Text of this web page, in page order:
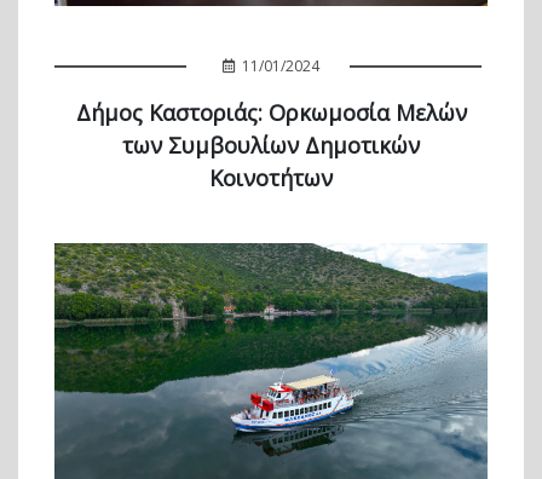
11/01/2024
Δήμος Καστοριάς: Ορκωμοσία Μελών
των Συμβουλίων Δημοτικών
Κοινοτήτων